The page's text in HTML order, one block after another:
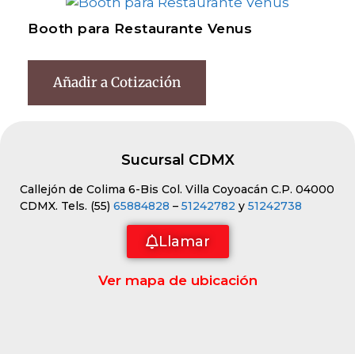
Booth para Restaurante Venus
Añadir a Cotización
Sucursal CDMX
Callejón de Colima 6-Bis Col. Villa Coyoacán C.P. 04000
CDMX. Tels. (55) 65884828 – 51242782 y 51242738
Llamar
Ver mapa de ubicación